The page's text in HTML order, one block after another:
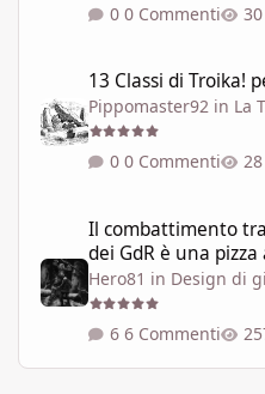
0 Commenti
13 Classi di Troika!
Pippomaster92 in La
0 Commenti
Il combattimento
dei GdR è una
Hero81 in Design di
6 Commenti